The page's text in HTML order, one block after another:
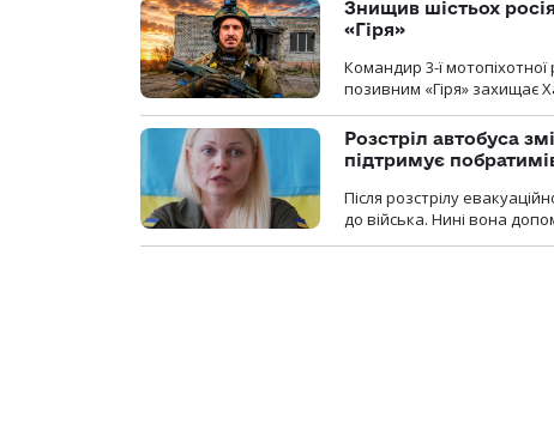
Знищив шістьох
«Гіря»
Командир 3-ї мотопіхотної
позивним «Гіря» захищає
Розстріл автобуса
підтримує
Після розстрілу
до війська. Нині вона